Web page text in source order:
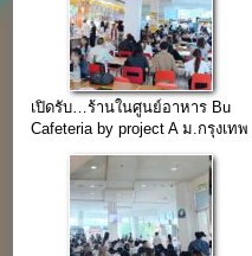
เปิดรับ…ร้านในศูนย์อาหาร Bu
Cafeteria by project A ม.กรุงเทพ